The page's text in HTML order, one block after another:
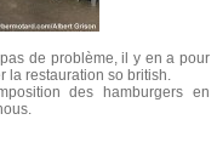
de problème, il y en a pour
la restauration so british.
des hamburgers en